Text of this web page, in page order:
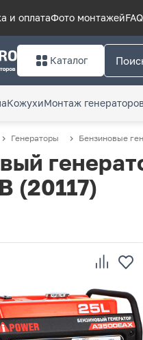
и оплатаФото монтажейFAQ
Каталог
КожухиМонтаж
Генераторы Бензиновые
(20117)